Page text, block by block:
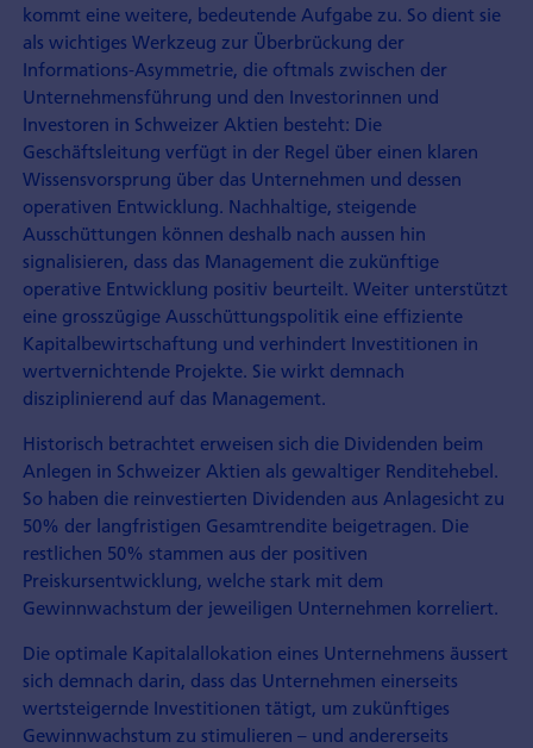
kommt eine weitere, bedeutende Aufgabe zu. So dient sie
als wichtiges Werkzeug zur Überbrückung der
Informations-Asymmetrie, die oftmals zwischen der
Unternehmensführung und den Investorinnen und
Investoren in Schweizer Aktien besteht: Die
Geschäftsleitung verfügt in der Regel über einen klaren
Wissensvorsprung über das Unternehmen und dessen
operativen Entwicklung. Nachhaltige, steigende
Ausschüttungen können deshalb nach aussen hin
signalisieren, dass das Management die zukünftige
operative Entwicklung positiv beurteilt. Weiter unterstützt
eine grosszügige Ausschüttungspolitik eine effiziente
Kapitalbewirtschaftung und verhindert Investitionen in
wertvernichtende Projekte. Sie wirkt demnach
disziplinierend auf das Management.
Historisch betrachtet erweisen sich die Dividenden beim
Anlegen in Schweizer Aktien als gewaltiger Renditehebel.
So haben die reinvestierten Dividenden aus Anlagesicht zu
50% der langfristigen Gesamtrendite beigetragen. Die
restlichen 50% stammen aus der positiven
Preiskursentwicklung, welche stark mit dem
Gewinnwachstum der jeweiligen Unternehmen korreliert.
Die optimale Kapitalallokation eines Unternehmens äussert
sich demnach darin, dass das Unternehmen einerseits
wertsteigernde Investitionen tätigt, um zukünftiges
Gewinnwachstum zu stimulieren – und andererseits